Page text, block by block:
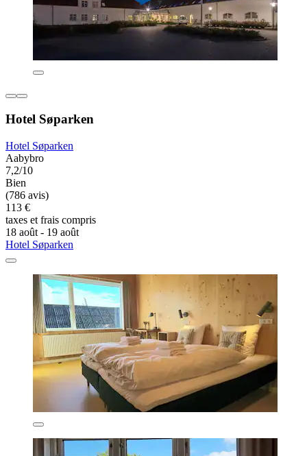
Hotel Søparken
Hotel Søparken
Aabybro
7,2/10
Bien
(786 avis)
113 €
taxes et frais compris
18 août - 19 août
Hotel Søparken